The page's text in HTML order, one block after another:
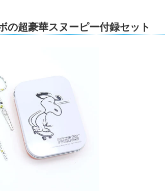
の超豪華スヌーピー付録セット